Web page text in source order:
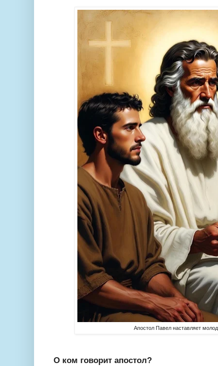
Апостол Павел наставляет
О ком говорит апостол?